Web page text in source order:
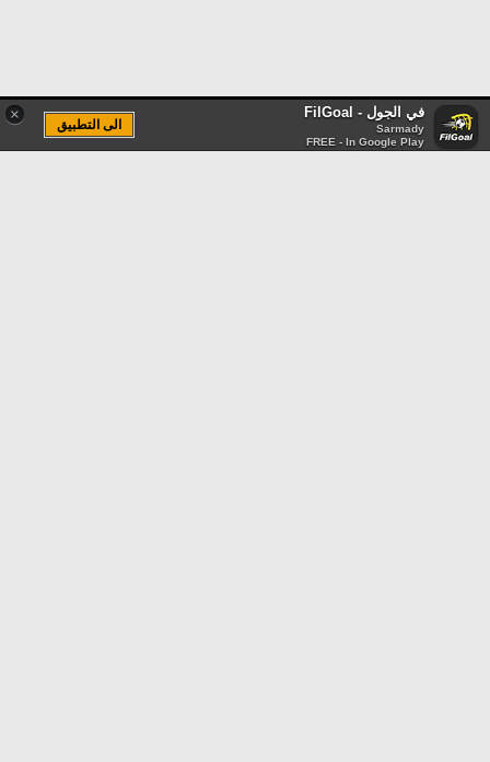
× في الجول - FilGoal
Sarmady
FREE - In Google Play
الى التطبيق